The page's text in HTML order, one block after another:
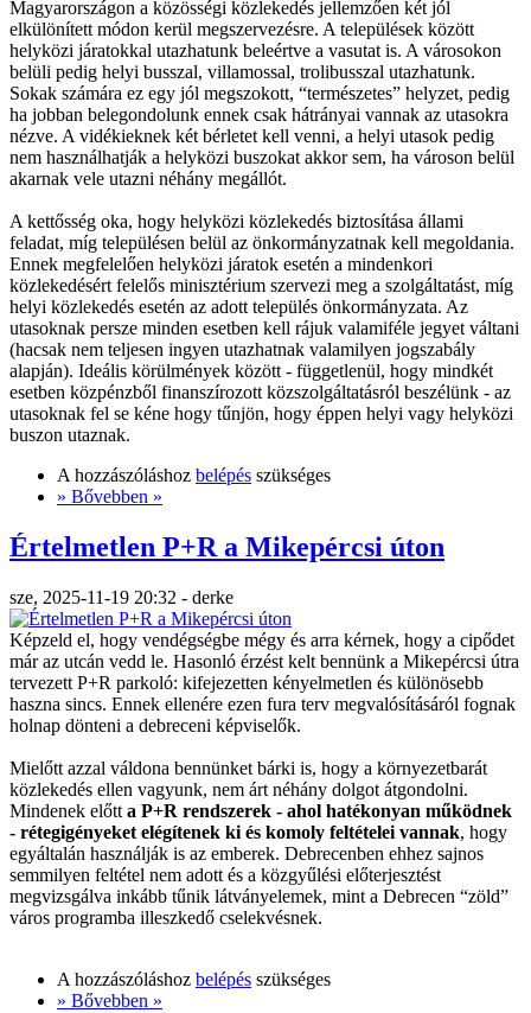
Magyarországon a közösségi közlekedés jellemzően két jól
elkülönített módon kerül megszervezésre. A települések között
helyközi járatokkal utazhatunk beleértve a vasutat is. A városokon
belüli pedig helyi busszal, villamossal, trolibusszal utazhatunk.
Sokak számára ez egy jól megszokott, “természetes” helyzet, pedig
ha jobban belegondolunk ennek csak hátrányai vannak az utasokra
nézve. A vidékieknek két bérletet kell venni, a helyi utasok pedig
nem használhatják a helyközi buszokat akkor sem, ha városon belül
akarnak vele utazni néhány megállót.
A kettősség oka, hogy helyközi közlekedés biztosítása állami
feladat, míg településen belül az önkormányzatnak kell megoldania.
Ennek megfelelően helyközi járatok esetén a mindenkori
közlekedésért felelős minisztérium szervezi meg a szolgáltatást, míg
helyi közlekedés esetén az adott település önkormányzata. Az
utasoknak persze minden esetben kell rájuk valamiféle jegyet váltani
(hacsak nem teljesen ingyen utazhatnak valamilyen jogszabály
alapján). Ideális körülmények között - függetlenül, hogy mindkét
esetben közpénzből finanszírozott közszolgáltatásról beszélünk - az
utasoknak fel se kéne hogy tűnjön, hogy éppen helyi vagy helyközi
buszon utaznak.
A hozzászóláshoz belépés szükséges
» Bővebben »
Értelmetlen P+R a Mikepércsi úton
sze, 2025-11-19 20:32 - derke
Képzeld el, hogy vendégségbe mégy és arra kérnek, hogy a cipődet
már az utcán vedd le. Hasonló érzést kelt bennünk a Mikepércsi útra
tervezett P+R parkoló: kifejezetten kényelmetlen és különösebb
haszna sincs. Ennek ellenére ezen fura terv megvalósításáról fognak
holnap dönteni a debreceni képviselők.
Mielőtt azzal váldona bennünket bárki is, hogy a környezetbarát
közlekedés ellen vagyunk, nem árt néhány dolgot átgondolni.
Mindenek előtt a P+R rendszerek - ahol hatékonyan működnek
- rétegigényeket elégítenek ki és komoly feltételei vannak, hogy
egyáltalán használják is az emberek. Debrecenben ehhez sajnos
semmilyen feltétel nem adott és a közgyűlési előterjesztést
megvizsgálva inkább tűnik látványelemek, mint a Debrecen “zöld”
város programba illeszkedő cselekvésnek.
A hozzászóláshoz belépés szükséges
» Bővebben »